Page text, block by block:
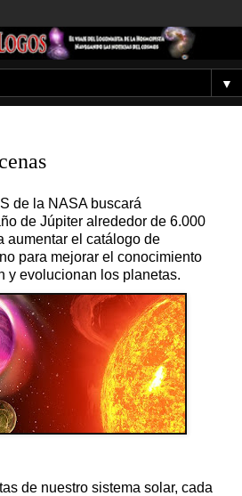
▼
de la NASA buscará
de Júpiter alrededor de 6.000
aumentar el catálogo de
para mejorar el conocimiento
y evolucionan los planetas.
de nuestro sistema solar, cada